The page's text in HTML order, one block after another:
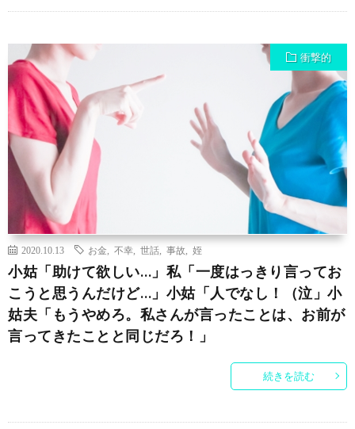
衝撃的
2020.10.13 お金 不幸 世話 事故 姪
小姑「助けて欲しい…」私「一度はっきり言ってお
こうと思うんだけど…」小姑「人でなし！（泣」小
姑夫「もうやめろ。私さんが言ったことは、お前が
言ってきたことと同じだろ！」
続きを読む